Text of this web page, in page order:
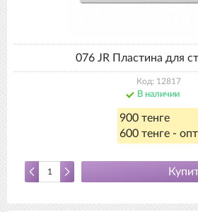
076 JR Пластина для
Код: 12817
В наличии
900 тенге
600 тенге - опт